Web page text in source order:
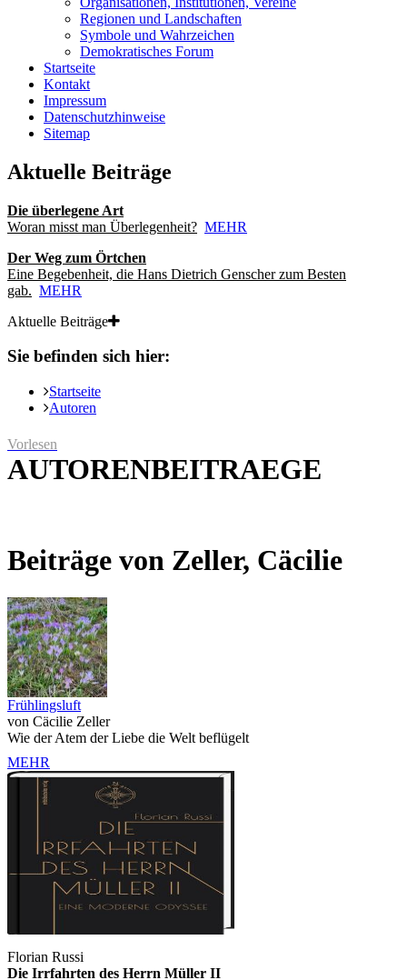
Regionen und Landschaften
Symbole und Wahrzeichen
Demokratisches Forum
Startseite
Kontakt
Impressum
Datenschutzhinweise
Sitemap
Aktuelle Beiträge
Die überlegene Art
Woran misst man Überlegenheit? MEHR
Der Weg zum Örtchen
Eine Begebenheit, die Hans Dietrich Genscher zum Besten
gab. MEHR
Aktuelle Beiträge
Sie befinden sich hier:
Startseite
Autoren
Vorlesen
AUTORENBEITRAEGE
Beiträge von Zeller, Cäcilie
Frühlingsluft
von Cäcilie Zeller
Wie der Atem der Liebe die Welt beflügelt
MEHR
Florian Russi
Die Irrfahrten des Herrn Müller II